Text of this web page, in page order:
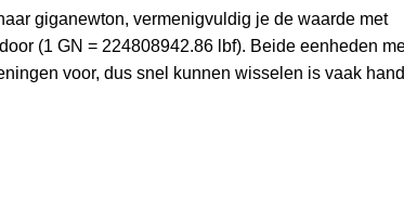
giganewton, vermenigvuldig je de waarde met
(1 GN = 224808942.86 lbf). Beide eenheden
voor, dus snel kunnen wisselen is vaak